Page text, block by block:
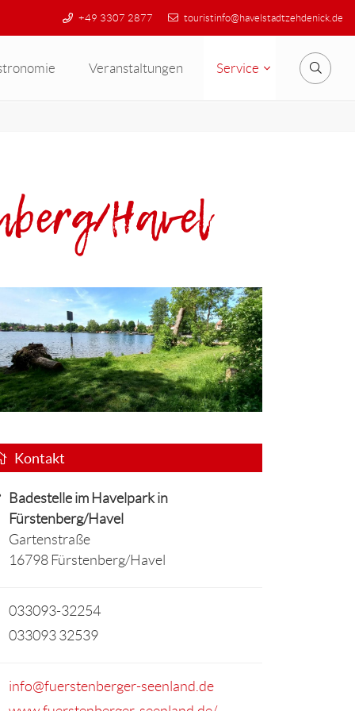
+49 3307 2877 touristinfo@havelstadtzehdenick.de
Veranstaltungen Service Suche
Havel
Kontakt
Badestelle im Havelpark in
Fürstenberg/Havel
Gartenstraße
16798 Fürstenberg/Havel
033093-32254
033093 32539
info@fuerstenberger-seenland.de